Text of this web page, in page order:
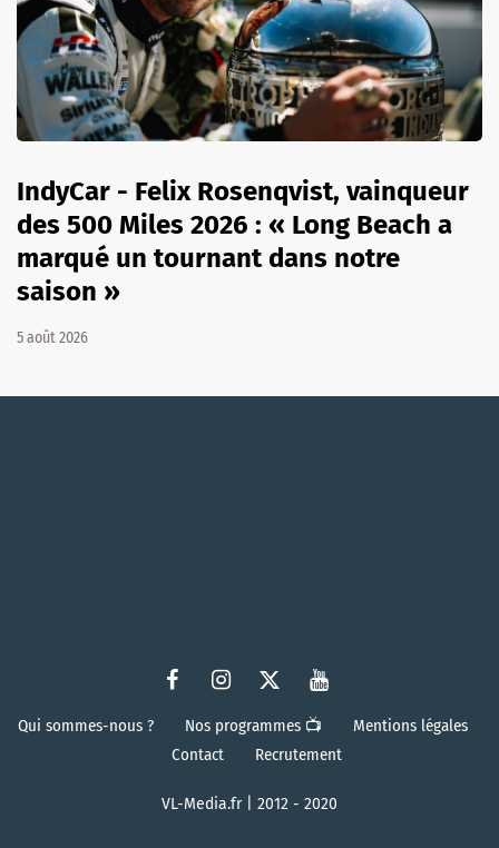
IndyCar - Felix Rosenqvist, vainqueur
des 500 Miles 2026 : « Long Beach a
marqué un tournant dans notre
saison »
5 août 2026
Qui sommes-nous ? Nos programmes 📺
Mentions légales
Contact
Recrutement
VL-Media.fr | 2012 - 2020